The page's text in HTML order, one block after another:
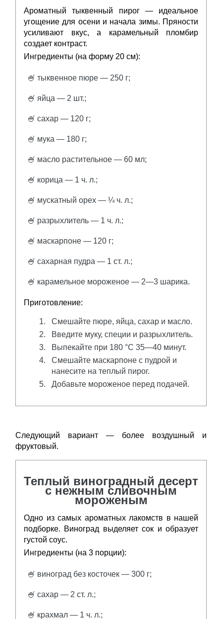
Ароматный тыквенный пирог — идеальное
угощение для осени и начала зимы. Пряности
усиливают вкус, а карамельный пломбир
создает контраст.
Ингредиенты (на форму 20 см):
🍧 тыквенное пюре — 250 г;
🍧 яйца — 2 шт.;
🍧 сахар — 120 г;
🍧 мука — 180 г;
🍧 масло растительное — 60 мл;
🍧 корица — 1 ч. л.;
🍧 мускатный орех — ¼ ч. л.;
🍧 разрыхлитель — 1 ч. л.;
🍧 маскарпоне — 120 г;
🍧 сахарная пудра — 1 ст. л.;
🍧 карамельное мороженое — 2—3 шарика.
Приготовление:
Смешайте пюре, яйца, сахар и масло.
Введите муку, специи и разрыхлитель.
Выпекайте при 180 °C 35—40 минут.
Смешайте маскарпоне с пудрой и
нанесите на теплый пирог.
Добавьте мороженое перед подачей.
Следующий вариант — более воздушный и
фруктовый.
Теплый виноградный десерт
с нежным сливочным
мороженым
Одно из самых ароматных лакомств в нашей
подборке. Виноград выделяет сок и образует
густой соус.
Ингредиенты (на 3 порции):
🍧 виноград без косточек — 300 г;
🍧 сахар — 2 ст. л.;
🍧 крахмал — 1 ч. л.;